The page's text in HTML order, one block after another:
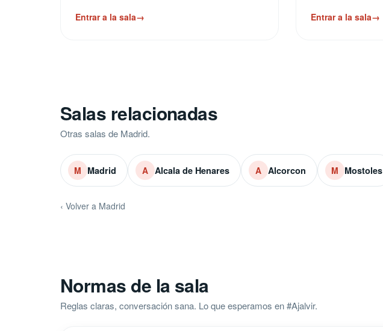
Entrar a la sala→ Entrar a la sala→
Salas relacionadas
Otras salas de Madrid.
M Madrid A Alcala de Henares A Alcorcon M Mostoles
‹ Volver a Madrid
Normas de la sala
Reglas claras, conversación sana. Lo que esperamos en #Ajalvir.